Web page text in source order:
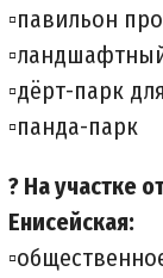
▫️павильон
▫️дёрт-парк
▫️панда-парк
? На участке
Енисейская: